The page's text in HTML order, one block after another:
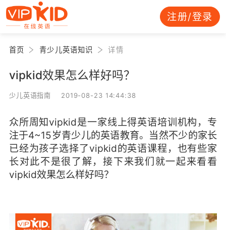
注册/登录
首页 青少儿英语知识 详情
vipkid效果怎么样好吗？
少儿英语指南 2019-08-23 14:44:38
众所周知vipkid是一家线上得英语培训机构，专
注于4~15岁青少儿的英语教育。当然不少的家长
已经为孩子选择了vipkid的英语课程，也有些家
长对此不是很了解，接下来我们就一起来看看
vipkid效果怎么样好吗？